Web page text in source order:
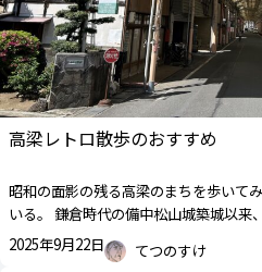
高梁レトロ散歩のおすすめ
昭和の面影の残る高梁のまちを歩いて
いる。 鎌倉時代の備中松山城築城以
2025年9月22日
てつのすけ